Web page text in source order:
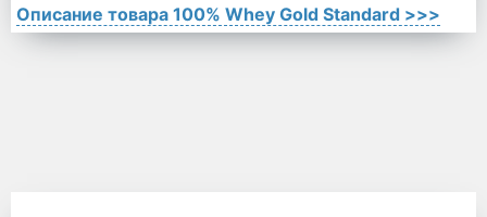
Описание товара 100% Whey Gold Standard >>>